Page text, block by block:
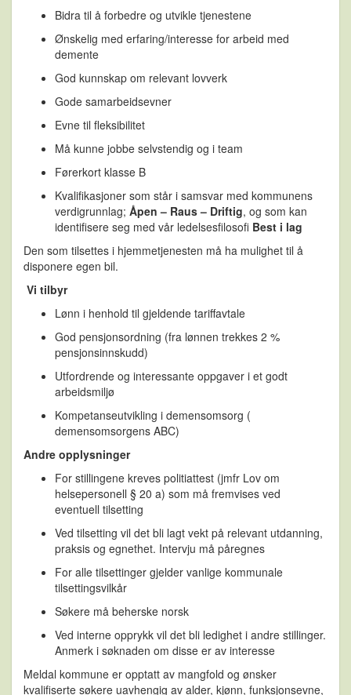
Bidra til å forbedre og utvikle tjenestene
Ønskelig med erfaring/interesse for arbeid med
demente
God kunnskap om relevant lovverk
Gode samarbeidsevner
Evne til fleksibilitet
Må kunne jobbe selvstendig og i team
Førerkort klasse B
Kvalifikasjoner som står i samsvar med kommunens
verdigrunnlag; Åpen – Raus – Driftig, og som kan
identifisere seg med vår ledelsesfilosofi Best i lag
Den som tilsettes i hjemmetjenesten må ha mulighet til å
disponere egen bil.
Vi tilbyr
Lønn i henhold til gjeldende tariffavtale
God pensjonsordning (fra lønnen trekkes 2 %
pensjonsinnskudd)
Utfordrende og interessante oppgaver i et godt
arbeidsmiljø
Kompetanseutvikling i demensomsorg (
demensomsorgens ABC)
Andre opplysninger
For stillingene kreves politiattest (jmfr Lov om
helsepersonell § 20 a) som må fremvises ved
eventuell tilsetting
Ved tilsetting vil det bli lagt vekt på relevant utdanning,
praksis og egnethet. Intervju må påregnes
For alle tilsettinger gjelder vanlige kommunale
tilsettingsvilkår
Søkere må beherske norsk
Ved interne opprykk vil det bli ledighet i andre stillinger.
Anmerk i søknaden om disse er av interesse
Meldal kommune er opptatt av mangfold og ønsker
kvalifiserte søkere uavhengig av alder, kjønn, funksjonsevne,